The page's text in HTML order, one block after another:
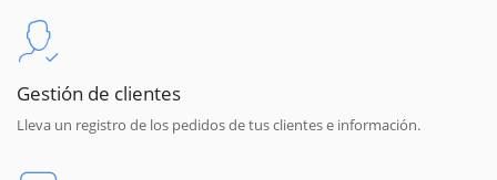
Gestión de clientes
Lleva un registro de los pedidos de tus clientes e información.